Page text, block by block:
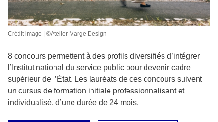
Crédit image | ©Atelier Marge Design
8 concours permettent à des profils diversifiés d’intégrer
l’Institut national du service public pour devenir cadre
supérieur de l’État. Les lauréats de ces concours suivent
un cursus de formation initiale professionnalisant et
individualisé, d’une durée de 24 mois.